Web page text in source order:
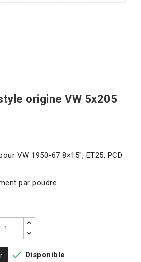
origine VW 5x205
VW 1950-67 8×15″, ET25, PCD
par poudre
 Disponible